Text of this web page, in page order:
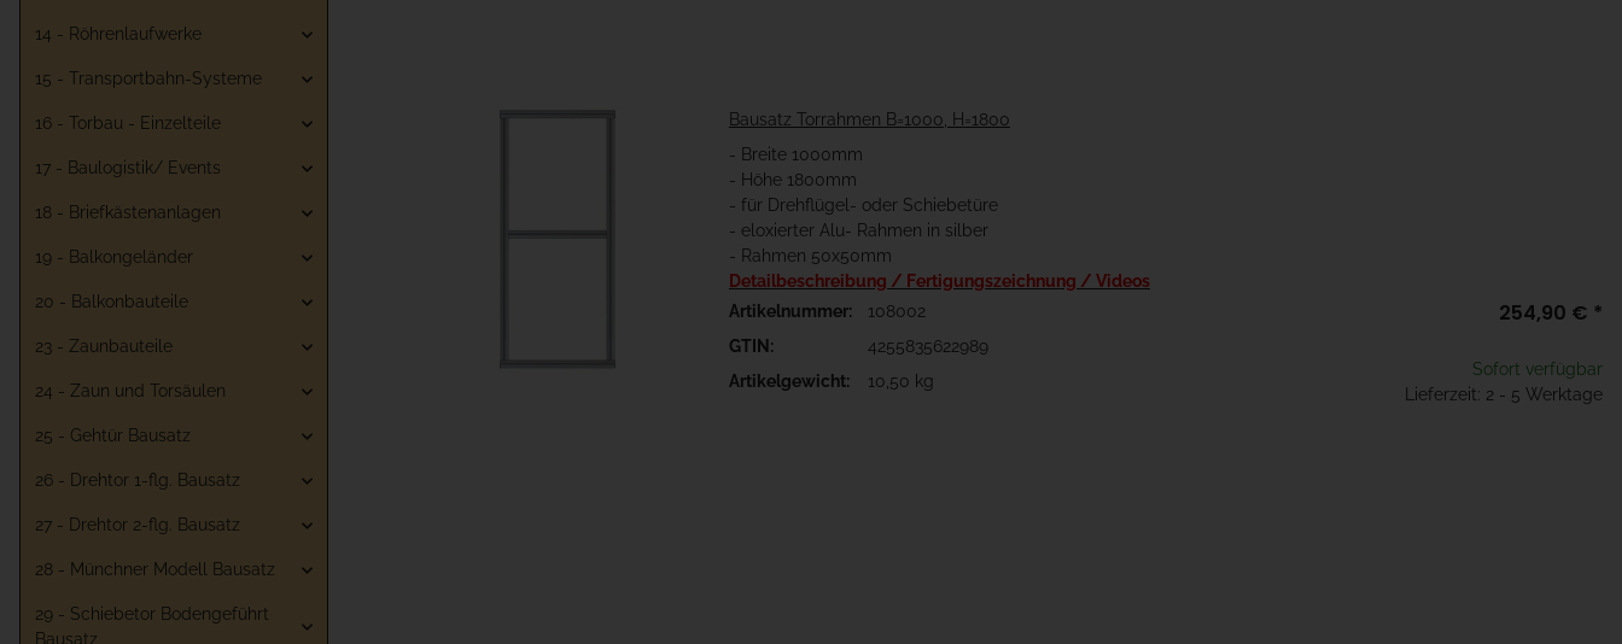
Bausatz Torrahmen B=1000, H=1800
- Breite 1000mm
- Höhe 1800mm
- für Drehflügel- oder Schiebetüre
- eloxierter Alu- Rahmen in silber
- Rahmen 50x50mm
Detailbeschreibung / Fertigungszeichnung / Videos
Artikelnummer:
108002
GTIN:
4255835622989
Artikelgewicht:
10,50 kg
254,90 € *
Sofort verfügbar
Lieferzeit: 2 - 5 Werktage
14 - Röhrenlaufwerke
15 - Transportbahn-Systeme
16 - Torbau - Einzelteile
17 - Baulogistik/ Events
18 - Briefkästenanlagen
19 - Balkongeländer
20 - Balkonbauteile
23 - Zaunbauteile
24 - Zaun und Torsäulen
25 - Gehtür Bausatz
26 - Drehtor 1-flg. Bausatz
27 - Drehtor 2-flg. Bausatz
28 - Münchner Modell Bausatz
29 - Schiebetor Bodengeführt
Bausatz